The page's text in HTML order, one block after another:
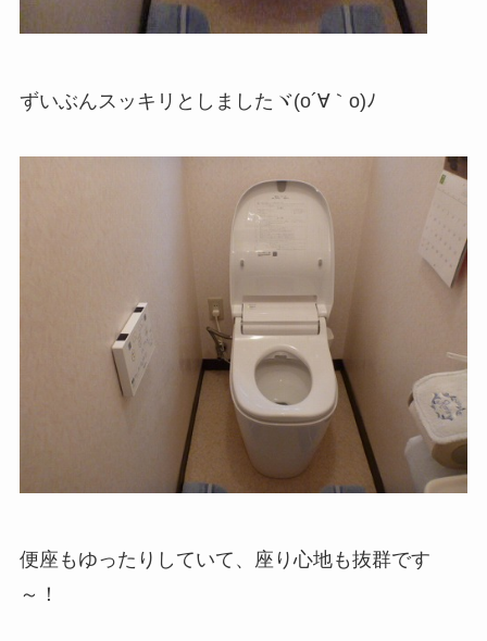
ずいぶんスッキリとしましたヾ(o´∀｀o)ﾉ
便座もゆったりしていて、座り心地も抜群です
～！